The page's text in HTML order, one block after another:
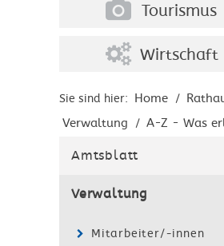
Tourismus
Wirtschaft
Sie sind hier: Home /
Verwaltung / A-Z - Was
Amtsblatt
Verwaltung
Mitarbeiter/-innen